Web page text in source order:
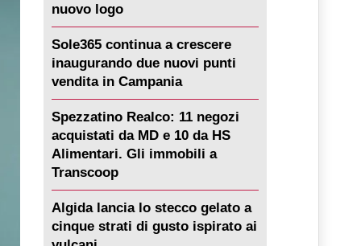
nuovo logo
Sole365 continua a crescere
inaugurando due nuovi punti
vendita in Campania
Spezzatino Realco: 11 negozi
acquistati da MD e 10 da HS
Alimentari. Gli immobili a
Transcoop
Algida lancia lo stecco gelato a
cinque strati di gusto ispirato ai